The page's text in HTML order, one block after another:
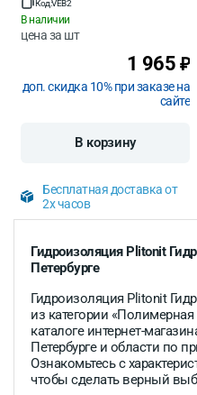
Код:VEB2
В наличии
цена за шт
1 965 ₽
доп. скидка 10% при заказе на
сайте
В корзину
Бесплатная доставка от
2х часов
Гидроизоляция Plitonit
Петербурге
Гидроизоляция Plitonit
из категории
каталоге интернет-
Петербурге и области по
Ознакомьтесь с
чтобы сделать верный